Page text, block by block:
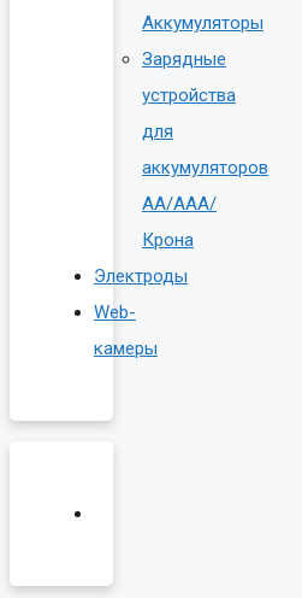
Аккумуляторы
Зарядные
устройства
для
аккумуляторов
AA/AAA/
Крона
Электроды
Web-
камеры